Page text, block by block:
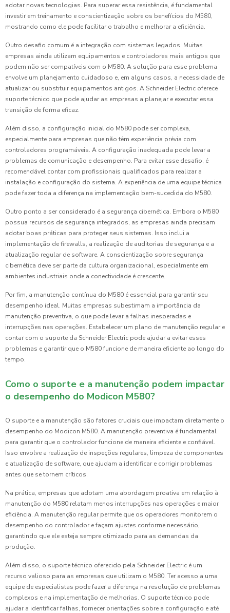
adotar novas tecnologias. Para superar essa resistência, é fundamental
investir em treinamento e conscientização sobre os benefícios do M580,
mostrando como ele pode facilitar o trabalho e melhorar a eficiência.
Outro desafio comum é a integração com sistemas legados. Muitas
empresas ainda utilizam equipamentos e controladores mais antigos que
podem não ser compatíveis com o M580. A solução para esse problema
envolve um planejamento cuidadoso e, em alguns casos, a necessidade de
atualizar ou substituir equipamentos antigos. A Schneider Electric oferece
suporte técnico que pode ajudar as empresas a planejar e executar essa
transição de forma eficaz.
Além disso, a configuração inicial do M580 pode ser complexa,
especialmente para empresas que não têm experiência prévia com
controladores programáveis. A configuração inadequada pode levar a
problemas de comunicação e desempenho. Para evitar esse desafio, é
recomendável contar com profissionais qualificados para realizar a
instalação e configuração do sistema. A experiência de uma equipe técnica
pode fazer toda a diferença na implementação bem-sucedida do M580.
Outro ponto a ser considerado é a segurança cibernética. Embora o M580
possua recursos de segurança integrados, as empresas ainda precisam
adotar boas práticas para proteger seus sistemas. Isso inclui a
implementação de firewalls, a realização de auditorias de segurança e a
atualização regular de software. A conscientização sobre segurança
cibernética deve ser parte da cultura organizacional, especialmente em
ambientes industriais onde a conectividade é crescente.
Por fim, a manutenção contínua do M580 é essencial para garantir seu
desempenho ideal. Muitas empresas subestimam a importância da
manutenção preventiva, o que pode levar a falhas inesperadas e
interrupções nas operações. Estabelecer um plano de manutenção regular e
contar com o suporte da Schneider Electric pode ajudar a evitar esses
problemas e garantir que o M580 funcione de maneira eficiente ao longo do
tempo.
Como o suporte e a manutenção podem impactar
o desempenho do Modicon M580?
O suporte e a manutenção são fatores cruciais que impactam diretamente o
desempenho do Modicon M580. A manutenção preventiva é fundamental
para garantir que o controlador funcione de maneira eficiente e confiável.
Isso envolve a realização de inspeções regulares, limpeza de componentes
e atualização de software, que ajudam a identificar e corrigir problemas
antes que se tornem críticos.
Na prática, empresas que adotam uma abordagem proativa em relação à
manutenção do M580 relatam menos interrupções nas operações e maior
eficiência. A manutenção regular permite que os operadores monitorem o
desempenho do controlador e façam ajustes conforme necessário,
garantindo que ele esteja sempre otimizado para as demandas da
produção.
Além disso, o suporte técnico oferecido pela Schneider Electric é um
recurso valioso para as empresas que utilizam o M580. Ter acesso a uma
equipe de especialistas pode fazer a diferença na resolução de problemas
complexos e na implementação de melhorias. O suporte técnico pode
ajudar a identificar falhas, fornecer orientações sobre a configuração e até